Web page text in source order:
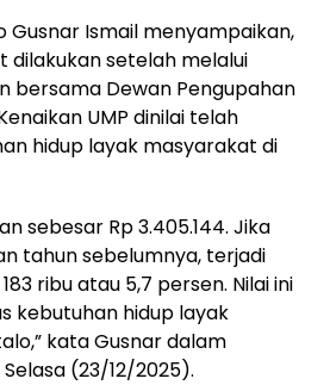
Ismail menyampaikan,
setelah melalui
bersama Dewan Pengupahan
UMP dinilai telah
hidup layak masyarakat di
sebesar Rp 3.405.144. Jika
tahun sebelumnya, terjadi
ribu atau 5,7 persen. Nilai ini
kebutuhan hidup layak
kata Gusnar dalam
(23/12/2025).